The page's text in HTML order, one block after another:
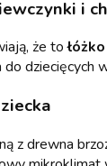
i
że to
dziecięcych
z drewna